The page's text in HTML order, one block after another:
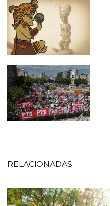
Imagen
Imagen
RELACIONADAS
Imagen